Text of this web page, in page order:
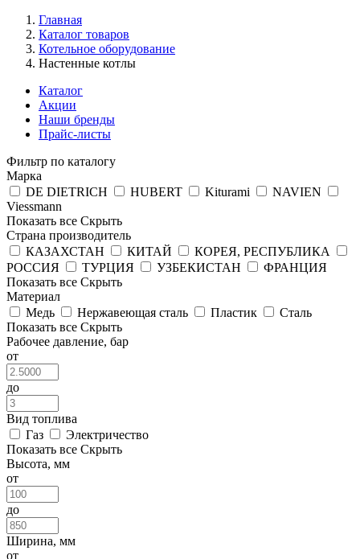
Главная
Каталог товаров
Котельное оборудование
Настенные котлы
Каталог
Акции
Наши бренды
Прайс-листы
Фильтр по каталогу
Марка
DE DIETRICH
HUBERT Kiturami
NAVIEN
Viessmann
Показать все Скрыть
Страна производитель
КАЗАХСТАН
КИТАЙ
КОРЕЯ, РЕСПУБЛИКА
РОССИЯ
ТУРЦИЯ УЗБЕКИСТАН
ФРАНЦИЯ
Показать все Скрыть
Материал
Медь
Нержавеющая сталь Пластик
Сталь
Показать все Скрыть
Рабочее давление, бар
от
до
Вид топлива
Газ
Электричество
Показать все Скрыть
Высота, мм
от
до
Ширина, мм
от